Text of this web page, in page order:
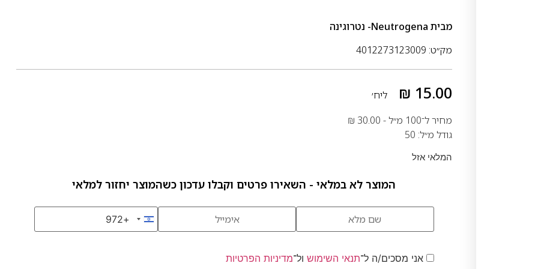
מבית Neutrogena- נטרוגינה
מק״ט: 4012273123009
₪ 15.00
ליח׳
מחיר ל־100 מ״ל -
₪ 30.00
גודל מ״ל: 50
המלאי אזל
המוצר לא במלאי - השאירו פרטים וקבלו עדכון כשהמוצר יחזור למלאי
Israel +972
+972
אני מסכים/ה ל־תנאי השימוש ול־מדיניות הפרטיות